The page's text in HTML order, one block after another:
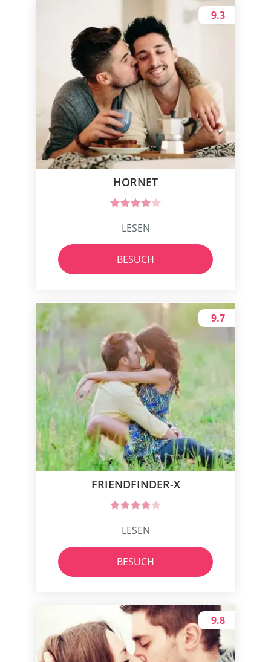
HORNET
9.3
LESEN
BESUCH
FRIENDFINDER-X
9.7
LESEN
BESUCH
9.8